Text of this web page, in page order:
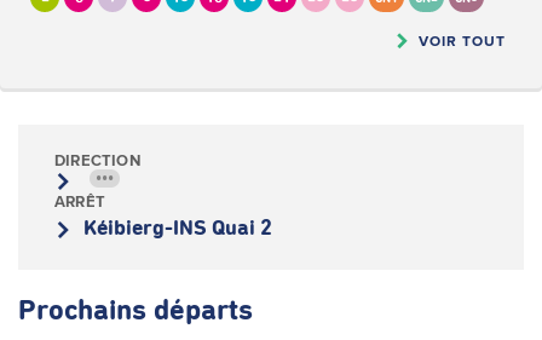
VOIR TOUT
DIRECTION
•••
ARRÊT
Kéibierg-INS Quai 2
Prochains départs